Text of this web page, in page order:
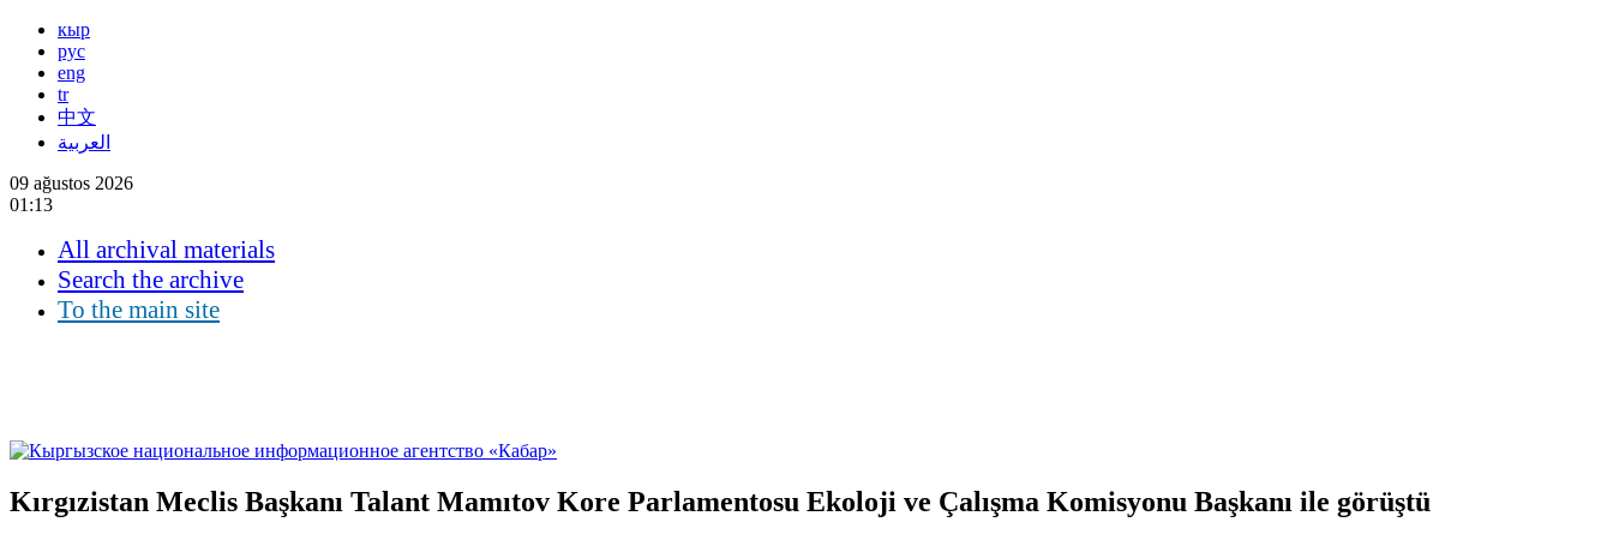
кыр
рус
eng
tr
中文
العربية
09 ağustos 2026
01:13
All archival materials
Search the archive
To the main site
Kırgızistan Meclis Başkanı Talant Mamıtov Kore Parlamentosu Ekoloji ve Çalışma Komisyonu Başkanı ile görüştü